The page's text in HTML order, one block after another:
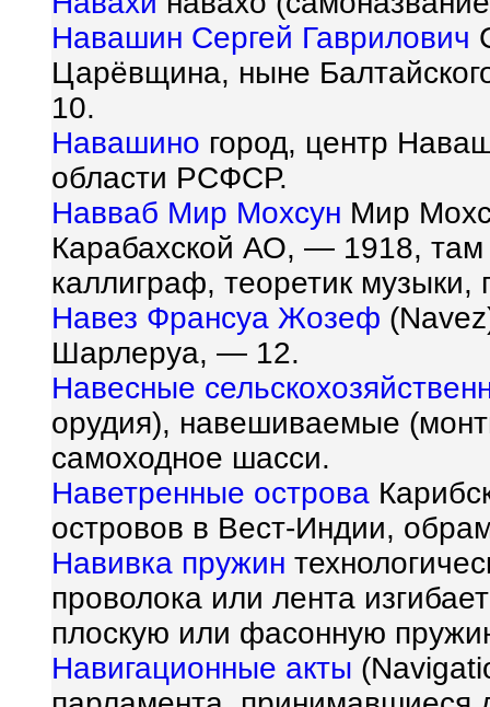
Навашин Сергей Гаврилович
Царёвщина, ныне
10.
Навашино город, центр
области РСФСР.
Навваб Мир Мохсун Мир
Карабахской АО, — 1918, там
каллиграф, теоретик музыки,
Навез Франсуа Жозеф
Шарлеруа, — 12.
Навесные
орудия), навешиваемые
самоходное шасси.
Наветренные острова
островов в Вест-Индии,
Навивка пружин
проволока или лента
плоскую или фасонную
Навигационные акты